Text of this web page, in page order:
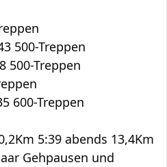
500-Treppen
500-Treppen
600-Treppen
5:39 abends 13,4Km
Gehpausen und